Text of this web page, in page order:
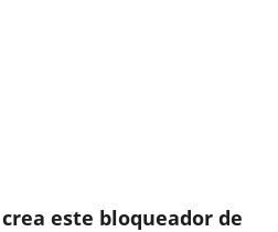
este bloqueador de